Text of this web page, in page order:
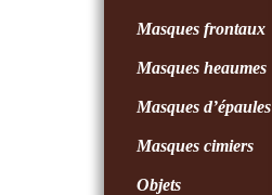
Masques frontaux
Masques heaumes
Masques d’épaules
Masques cimiers
Objets